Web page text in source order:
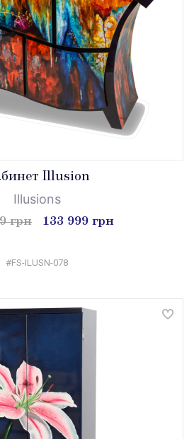
Illusion
Illusions
грн 133 999 грн
#FS-ILUSN-078